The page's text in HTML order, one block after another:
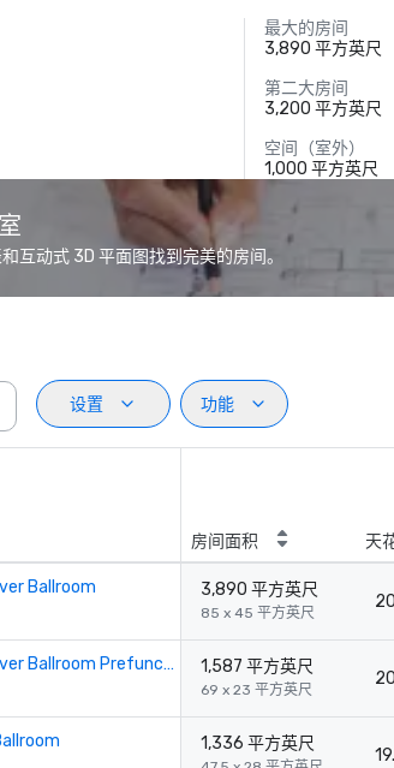
最大的房间
3,890 平方英尺
第二大房间
3,200 平方英尺
空间（室外）
1,000 平方英尺
互动式 3D 平面图找到完美的房间。
设置
功能
房间面积 天
Ballroom 3,890 平方英尺
85 x 45 平方英尺
Red River Ballroom Prefunction 1,587 平方英尺
69 x 23 平方英尺
1,336 平方英尺